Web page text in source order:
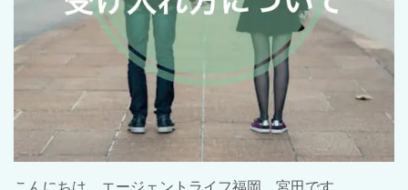
こんにちは、エージェントライフ福岡 宮田です。